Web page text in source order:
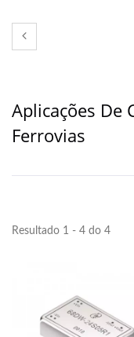
Aplicações De
Ferrovias
Resultado 1 - 4 do 4